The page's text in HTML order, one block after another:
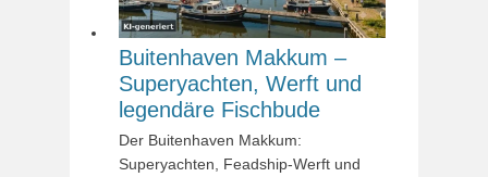
Buitenhaven Makkum –
Superyachten, Werft und
legendäre Fischbude
Der Buitenhaven Makkum:
Superyachten, Feadship-Werft und